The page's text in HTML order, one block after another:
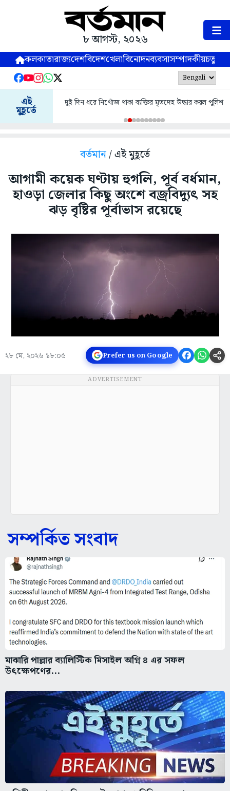
৮ আগস্ট, ২০২৬
কলকাতারাজ্যদেশবিদেশখেলাবিনোদনব্যবসাসম্পাদকীয়
এই
মুহূর্তে
দুই দিন ধরে নিখোঁজ থাকা ব্যক্তির মৃতদেহ উদ্ধার করল পুলিশ
বর্তমান/ এই মুহূর্তে
আগামী কয়েক ঘণ্টায় হুগলি, পূর্ব বর্ধমান,
হাওড়া জেলার কিছু অংশে বজ্রবিদ্যুৎ সহ
ঝড় বৃষ্টির পূর্বাভাস রয়েছে
২৮ মে, ২০২৬ ১৮:০৫ Prefer us on Google
ADVERTISEMENT
সম্পর্কিত সংবাদ
মাঝারি পাল্লার ব্যালিস্টিক মিসাইল অগ্নি ৪ এর সফল
উৎক্ষেপণের...